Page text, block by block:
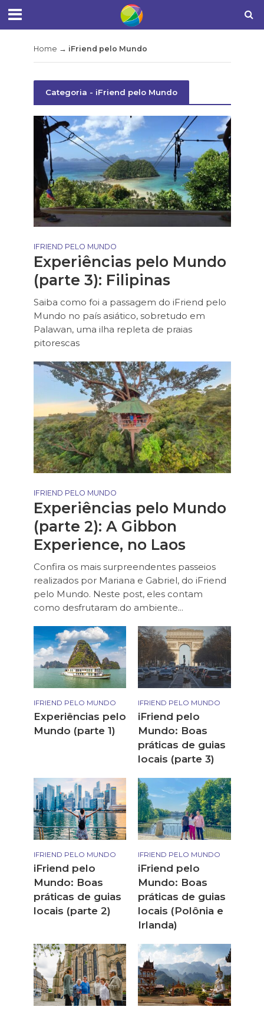
Home → iFriend pelo Mundo
Categoria - iFriend pelo Mundo
IFRIEND PELO MUNDO
Experiências pelo Mundo
(parte 3): Filipinas
Saiba como foi a passagem do iFriend pelo
Mundo no país asiático, sobretudo em
Palawan, uma ilha repleta de praias
pitorescas
IFRIEND PELO MUNDO
Experiências pelo Mundo
(parte 2): A Gibbon
Experience, no Laos
Confira os mais surpreendentes passeios
realizados por Mariana e Gabriel, do iFriend
pelo Mundo. Neste post, eles contam
como desfrutaram do ambiente...
IFRIEND PELO MUNDO
Experiências pelo
Mundo (parte 1)
IFRIEND PELO MUNDO
iFriend pelo
Mundo: Boas
práticas de guias
locais (parte 3)
IFRIEND PELO MUNDO
iFriend pelo
Mundo: Boas
práticas de guias
locais (parte 2)
IFRIEND PELO MUNDO
iFriend pelo
Mundo: Boas
práticas de guias
locais (Polônia e
Irlanda)